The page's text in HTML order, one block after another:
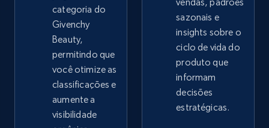
Google Shopping
URL, Product id, Title, Product description,
Rating, Reviews count, Images, Variations, and
more.
2.4K+ Comece agora
categoria do
Givenchy
Beauty,
permitindo que
você otimize as
classificações e
aumente a
visibilidade
sazonais e
insights sobre o
ciclo de vida do
produto que
informam
decisões
estratégicas.